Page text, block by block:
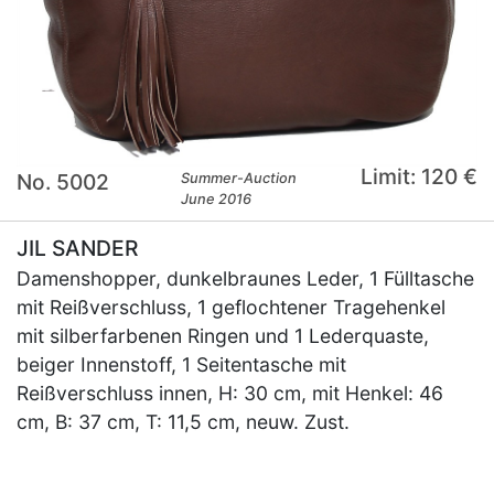
No. 5002
Summer-Auction
June 2016
Limit: 120 €
JIL SANDER
Damenshopper, dunkelbraunes Leder, 1 Fülltasche
mit Reißverschluss, 1 geflochtener Tragehenkel
mit silberfarbenen Ringen und 1 Lederquaste,
beiger Innenstoff, 1 Seitentasche mit
Reißverschluss innen, H: 30 cm, mit Henkel: 46
cm, B: 37 cm, T: 11,5 cm, neuw. Zust.